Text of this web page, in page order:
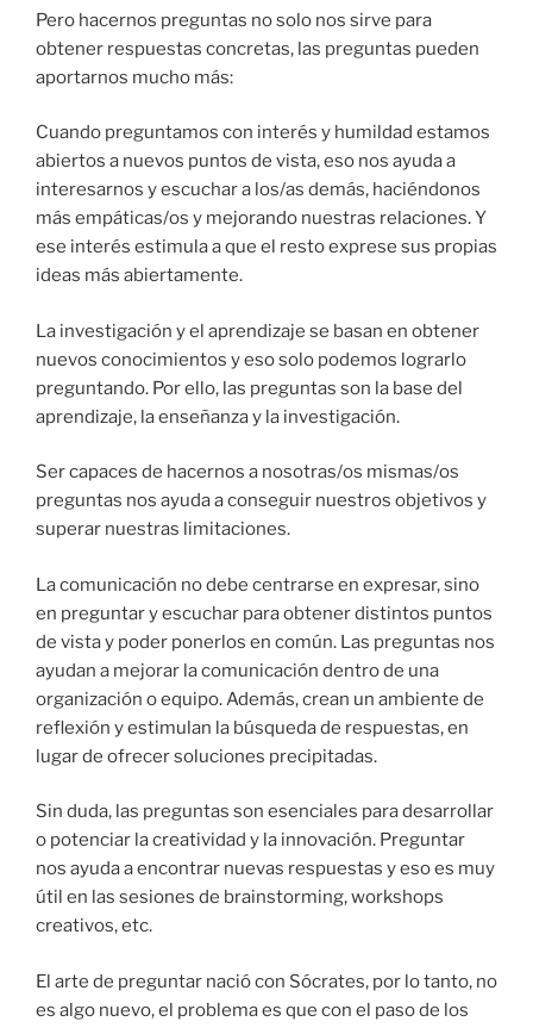
Pero hacernos preguntas no solo nos sirve para
obtener respuestas concretas, las preguntas pueden
aportarnos mucho más:
Cuando preguntamos con interés y humildad estamos
abiertos a nuevos puntos de vista, eso nos ayuda a
interesarnos y escuchar a los/as demás, haciéndonos
más empáticas/os y mejorando nuestras relaciones. Y
ese interés estimula a que el resto exprese sus propias
ideas más abiertamente.
La investigación y el aprendizaje se basan en obtener
nuevos conocimientos y eso solo podemos lograrlo
preguntando. Por ello, las preguntas son la base del
aprendizaje, la enseñanza y la investigación.
Ser capaces de hacernos a nosotras/os mismas/os
preguntas nos ayuda a conseguir nuestros objetivos y
superar nuestras limitaciones.
La comunicación no debe centrarse en expresar, sino
en preguntar y escuchar para obtener distintos puntos
de vista y poder ponerlos en común. Las preguntas nos
ayudan a mejorar la comunicación dentro de una
organización o equipo. Además, crean un ambiente de
reflexión y estimulan la búsqueda de respuestas, en
lugar de ofrecer soluciones precipitadas.
Sin duda, las preguntas son esenciales para desarrollar
o potenciar la creatividad y la innovación. Preguntar
nos ayuda a encontrar nuevas respuestas y eso es muy
útil en las sesiones de brainstorming, workshops
creativos, etc.
El arte de preguntar nació con Sócrates, por lo tanto, no
es algo nuevo, el problema es que con el paso de los